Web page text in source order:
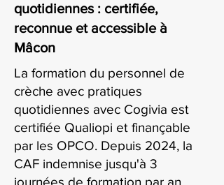
quotidiennes : certifiée,
reconnue et accessible à
Mâcon
La formation du personnel de
crèche avec pratiques
quotidiennes avec Cogivia est
certifiée Qualiopi et finançable
par les OPCO. Depuis 2024, la
CAF indemnise jusqu'à 3
journées de formation par an